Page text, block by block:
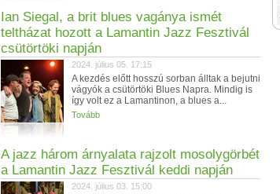
Ian Siegal, a brit blues vagánya ismét
teltházat hozott a Lamantin Jazz Fesztivál
csütörtöki napján
2024. július 05. 17:15
A kezdés előtt hosszú sorban álltak a bejutni
vágyók a csütörtöki Blues Napra. Mindig is
így volt ez a Lamantinon, a blues a...
Tovább
A jazz három árnyalata rajzolt mosolygörbét
a Lamantin Jazz Fesztivál keddi napján
2024. július 03. 15:00